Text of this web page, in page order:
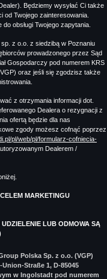
Będziemy wysyłać Ci także
Twojego zainteresowania.
obsługi Twojego zapytania.
z o.o. z siedzibą w Poznaniu
prowadzonego przez Sąd
Gospodarczy pod numerem KRS
oraz jeśli się zgodzisz także
z otrzymania informacji dot.
Dealera o rezygnacji z
ofertą będzie dla nas
zgody możesz cofnąć poprzez
pl/web/pl/formularz-cofniecia-
Dealerem /
MARKETINGU
LUB ODMOWA SĄ
Polska Sp. z o.o. (VGP)
Straße 1, D-85045
w Ingolstadt pod numerem